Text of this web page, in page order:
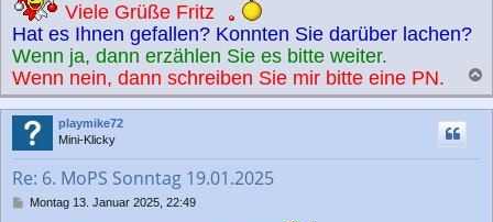
Viele Grüße Fritz
Hat es Ihnen gefallen? Konnten Sie darüber lachen?
Wenn ja, dann erzählen Sie es bitte weiter.
Wenn nein, dann schreiben Sie mir bitte eine PN.
a
c
playmike72
Mini-Klicky
Re: 6. MoPS Sonntag 19.01.2025
BMontag 13. Januar 2025, 22:49